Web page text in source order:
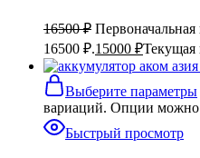
16500₽ Первоначальная
16500 ₽.15000 ₽Текущая
Выберите параметры
вариаций. Опции можно
Быстрый просмотр